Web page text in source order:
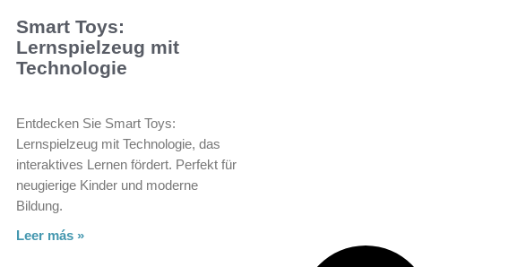
Smart Toys:
Lernspielzeug mit
Technologie
Entdecken Sie Smart Toys:
Lernspielzeug mit Technologie, das
interaktives Lernen fördert. Perfekt für
neugierige Kinder und moderne
Bildung.
Leer más »